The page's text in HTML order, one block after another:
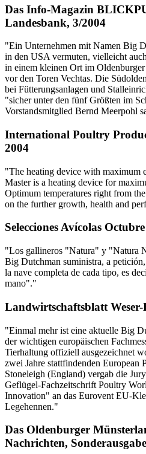
Das Info-Magazin
Landesbank, 3/2004
"Ein Unternehmen mit Namen Big
in den USA vermuten, vielleicht
in einem kleinen Ort im
vor den Toren Vechtas. Die
bei Fütterungsanlagen und
"sicher unter den fünf Größten im
Vorstandsmitglied Bernd Meerpohl
International Poultry
2004
"The heating device with maximum
Master is a heating device for
Optimum temperatures right from
on the further growth, health and
Selecciones Avícolas
"Los gallineros "Natura" y "Natura
Big Dutchman suministra, a
la nave completa de cada tipo, es
mano"."
Landwirtschaftsblatt
"Einmal mehr ist eine aktuelle Big
der wichtigen europäischen
Tierhaltung offiziell ausgezeichnet
zwei Jahre stattfindenden
Stoneleigh (England) vergab die
Geflügel-Fachzeitschrift Poultry
Innovation" an das Eurovent EU-
Legehennen."
Das Oldenburger
Nachrichten,